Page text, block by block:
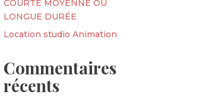
COURTE MOYENNE OU
LONGUE DURÉE
Location studio Animation
Commentaires
récents